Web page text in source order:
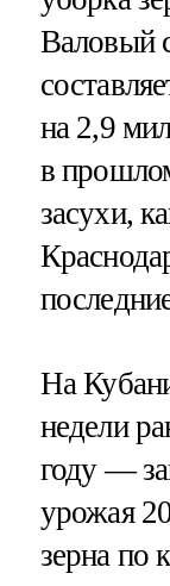
Валовый
на 2,9
в
засухи,
На
недели
году —
урожая
зерна по